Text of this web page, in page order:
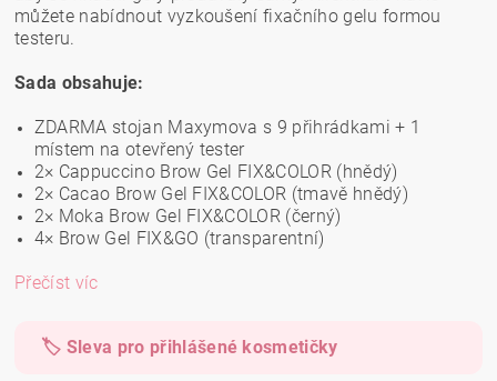
můžete nabídnout vyzkoušení fixačního gelu formou
testeru.
Sada obsahuje:
ZDARMA stojan Maxymova s 9 přihrádkami + 1
místem na otevřený tester
2× Cappuccino Brow Gel FIX&COLOR (hnědý)
2× Cacao Brow Gel FIX&COLOR (tmavě hnědý)
2× Moka Brow Gel FIX&COLOR (černý)
4× Brow Gel FIX&GO (transparentní)
Přečíst víc
🏷️ Sleva pro přihlášené kosmetičky